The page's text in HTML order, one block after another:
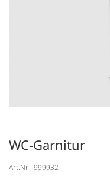
WC-Garnitur
Art.Nr.: 999932